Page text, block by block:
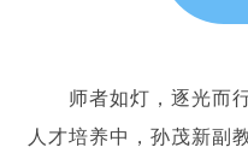
师者如灯，逐光而
人才培养中，孙茂新副